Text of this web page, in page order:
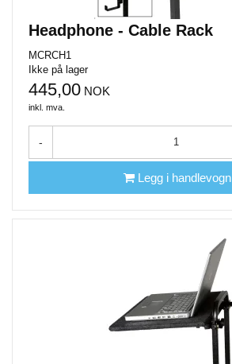
Headphone - Cable Rack
MCRCH1
Ikke på lager
445,00 NOK
inkl. mva.
-
Legg i handlevogn